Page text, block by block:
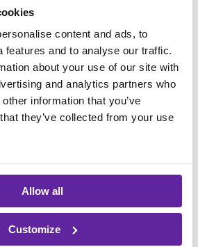
content and ads, to
features and to analyse our traffic.
about your use of our site with
and analytics partners who
information that you’ve
they’ve collected from your use
Allow all
Customize
og
bør du handle i god tid.
løsninger eller
At investere i
kan sikre, at din
det nødvendige udstyr,
officielt ikke længere
for bedre
som kan reducere den